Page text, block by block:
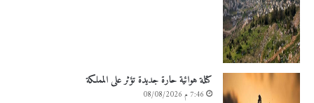
كتلة هوائية حارة جديدة تؤثر على المملكة
7:46 م 08/08/2026